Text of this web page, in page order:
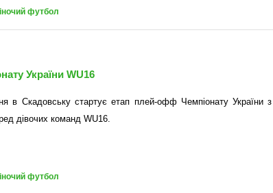
футбол
України WU16
в Скадовську стартує етап плей-офф Чемпіонату України з
дівочих команд WU16.
футбол